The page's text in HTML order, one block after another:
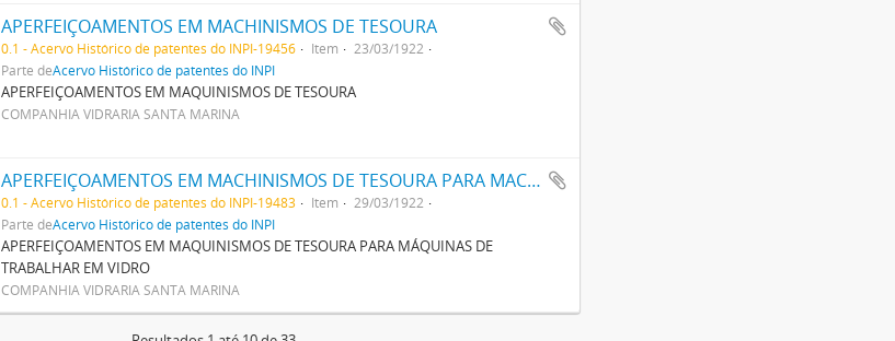
APERFEIÇOAMENTOS EM MACHINISMOS DE TESOURA
0.1 - Acervo Histórico de patentes do INPI-19456 Item
23/03/1922
Parte deAcervo Histórico de patentes do INPI
APERFEIÇOAMENTOS EM MAQUINISMOS DE TESOURA
COMPANHIA VIDRARIA SANTA MARINA
APERFEIÇOAMENTOS EM MACHINISMOS DE TESOURA PARA MACHINAS DE TRABALHAR EM VIDRO
0.1 - Acervo Histórico de patentes do INPI-19483 Item
29/03/1922
Parte deAcervo Histórico de patentes do INPI
APERFEIÇOAMENTOS EM MAQUINISMOS DE TESOURA PARA MÁQUINAS DE
TRABALHAR EM VIDRO
COMPANHIA VIDRARIA SANTA MARINA